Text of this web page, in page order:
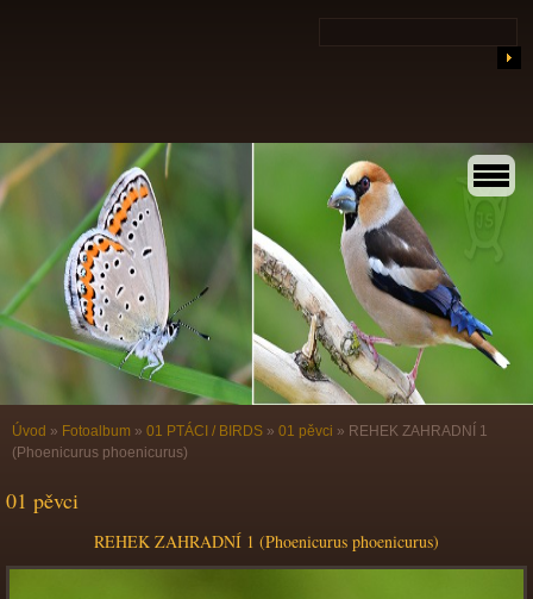
Úvod » Fotoalbum » 01 PTÁCI / BIRDS » 01 pěvci » REHEK ZAHRADNÍ 1
(Phoenicurus phoenicurus)
01 pěvci
REHEK ZAHRADNÍ 1 (Phoenicurus phoenicurus)